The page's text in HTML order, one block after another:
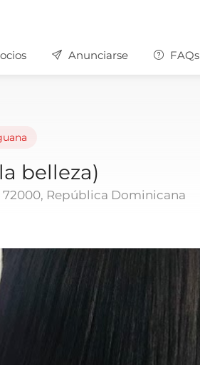
Anunciarse FAQs
belleza)
72000, República Dominicana